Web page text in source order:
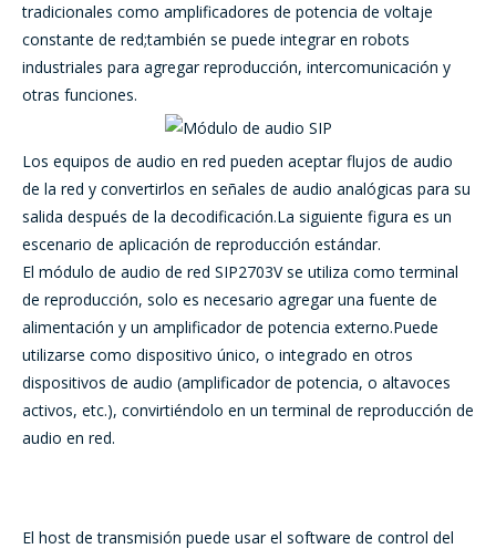
tradicionales como amplificadores de potencia de voltaje
constante de red;también se puede integrar en robots
industriales para agregar reproducción, intercomunicación y
otras funciones.
Los equipos de audio en red pueden aceptar flujos de audio
de la red y convertirlos en señales de audio analógicas para su
salida después de la decodificación.La siguiente figura es un
escenario de aplicación de reproducción estándar.
El módulo de audio de red SIP2703V se utiliza como terminal
de reproducción, solo es necesario agregar una fuente de
alimentación y un amplificador de potencia externo.Puede
utilizarse como dispositivo único, o integrado en otros
dispositivos de audio (amplificador de potencia, o altavoces
activos, etc.), convirtiéndolo en un terminal de reproducción de
audio en red.
El host de transmisión puede usar el software de control del